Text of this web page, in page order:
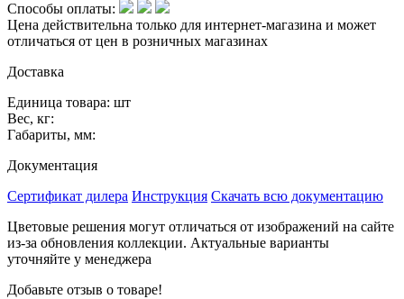
Способы оплаты:
Цена действительна только для интернет-магазина и может
отличаться от цен в розничных магазинах
Доставка
Единица товара: шт
Вес, кг:
Габариты, мм:
Документация
Сертификат дилера Инструкция Скачать всю документацию
Цветовые решения могут отличаться от изображений на сайте
из-за обновления коллекции. Актуальные варианты
уточняйте у менеджера
Добавьте отзыв о товаре!